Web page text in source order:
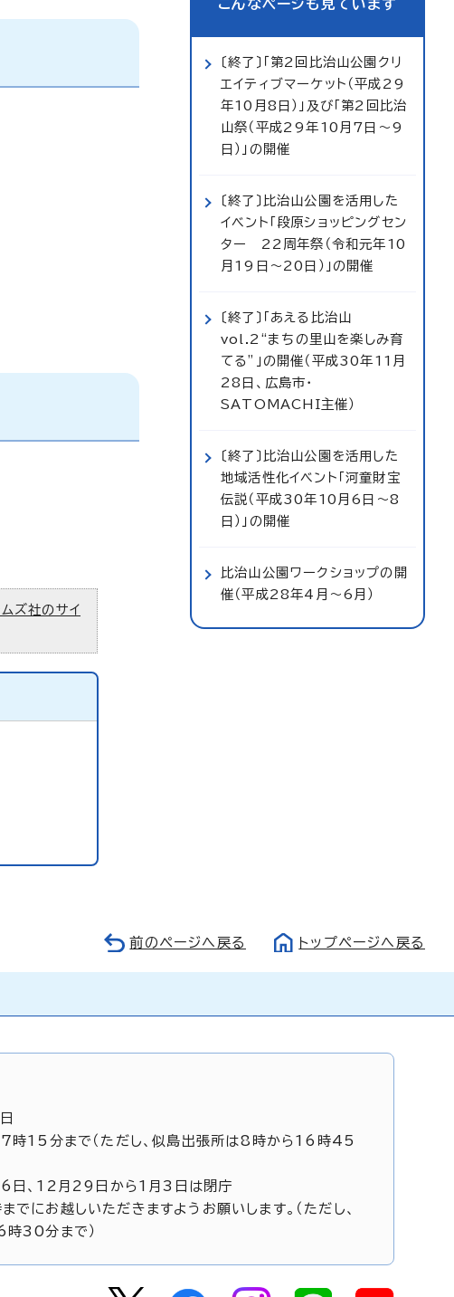
ズ社のサイ
こんなページも見ています
〔終了〕「第2回比治山公園クリ
エイティブマーケット（平成29
年10月8日）」及び「第2回比治
山祭（平成29年10月7日～9
日）」の開催
〔終了〕比治山公園を活用した
イベント「段原ショッピングセン
ター 22周年祭（令和元年10
月19日～20日）」の開催
〔終了〕「あえる比治山
vol.2“まちの里山を楽しみ育
てる”」の開催（平成30年11月
28日、広島市・
SATOMACHI主催）
〔終了〕比治山公園を活用した
地域活性化イベント「河童財宝
伝説（平成30年10月6日～8
日）」の開催
比治山公園ワークショップの開
催（平成28年4月～6月）
前のページへ戻る トップページへ戻る
15分まで（ただし、似島出張所は8時から16時45
6日、12月29日から1月3日は閉庁
でにお越しいただきますようお願いします。（ただし、
30分まで）